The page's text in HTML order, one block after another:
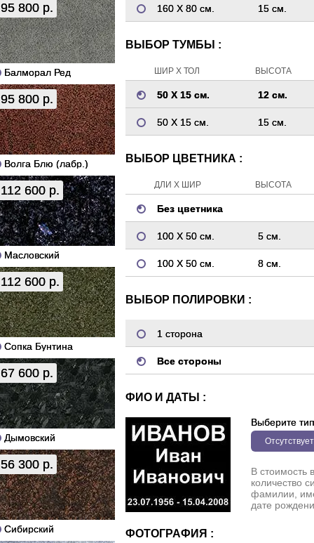
95 800 р.
Балморал Ред
95 800 р.
Волга Блю (лабр.)
112 600 р.
Масловский
112 600 р.
Сопка Бунтина
67 600 р.
Дымовский
56 300 р.
Сибирский
160 Х 80 см. 15 см.
ВЫБОР ТУМБЫ :
ШИР Х ТОЛ ВЫСОТА
50 Х 15 см. 12 см.
50 Х 15 см. 15 см.
ВЫБОР ЦВЕТНИКА :
ДЛИ Х ШИР ВЫСОТА
Без цветника
100 Х 50 см. 5 см.
100 Х 50 см. 8 см.
ВЫБОР ПОЛИРОВКИ :
1 сторона
Все стороны
ФИО И ДАТЫ :
Выберите тип
Отсутствует
В стоимость
количество
фамилии,
дате
ФОТОГРАФИЯ :